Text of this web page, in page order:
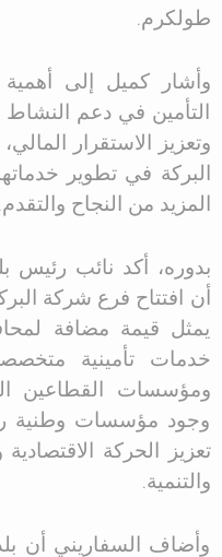
طولكرم.
وأشار كميل إلى
التأمين في دعم النشاط
وتعزيز الاستقرار
البركة في تطوير
المزيد من النجاح والتقدم
بدوره، أكد نائب رئيس
أن افتتاح فرع شركة
يمثل قيمة مضافة
خدمات تأمينية
ومؤسسات القطاعين
وجود مؤسسات وطنية
تعزيز الحركة
والتنمية.
وأضاف السفاريني أن